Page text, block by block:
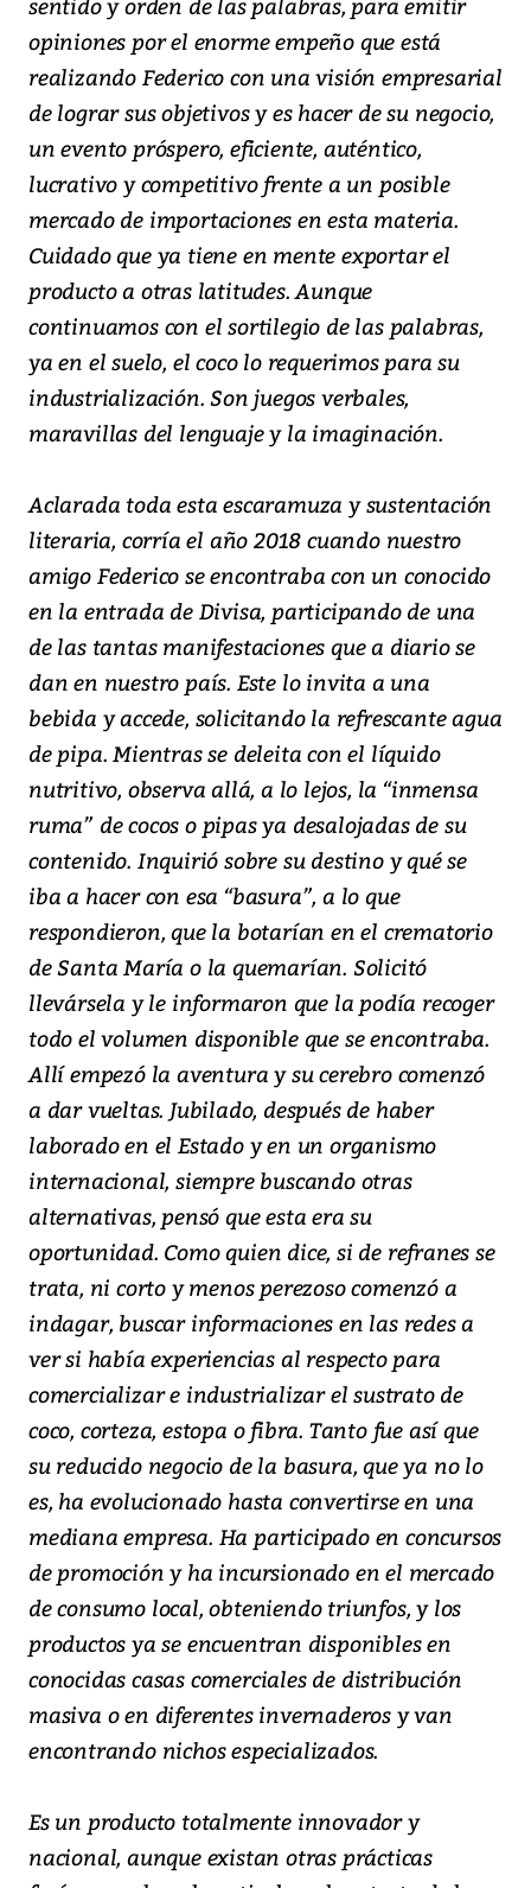
opiniones por el enorme empeño que está
realizando Federico con una visión empresarial
de lograr sus objetivos y es hacer de su negocio,
un evento próspero, eficiente, auténtico,
lucrativo y competitivo frente a un posible
mercado de importaciones en esta materia.
Cuidado que ya tiene en mente exportar el
producto a otras latitudes. Aunque
continuamos con el sortilegio de las palabras,
ya en el suelo, el coco lo requerimos para su
industrialización. Son juegos verbales,
maravillas del lenguaje y la imaginación.
Aclarada toda esta escaramuza y sustentación
literaria, corría el año 2018 cuando nuestro
amigo Federico se encontraba con un conocido
en la entrada de Divisa, participando de una
de las tantas manifestaciones que a diario se
dan en nuestro país. Este lo invita a una
bebida y accede, solicitando la refrescante agua
de pipa. Mientras se deleita con el líquido
nutritivo, observa allá, a lo lejos, la “inmensa
ruma” de cocos o pipas ya desalojadas de su
contenido. Inquirió sobre su destino y qué se
iba a hacer con esa “basura”, a lo que
respondieron, que la botarían en el crematorio
de Santa María o la quemarían. Solicitó
llevársela y le informaron que la podía recoger
todo el volumen disponible que se encontraba.
Allí empezó la aventura y su cerebro comenzó
a dar vueltas. Jubilado, después de haber
laborado en el Estado y en un organismo
internacional, siempre buscando otras
alternativas, pensó que esta era su
oportunidad. Como quien dice, si de refranes se
trata, ni corto y menos perezoso comenzó a
indagar, buscar informaciones en las redes a
ver si había experiencias al respecto para
comercializar e industrializar el sustrato de
coco, corteza, estopa o fibra. Tanto fue así que
su reducido negocio de la basura, que ya no lo
es, ha evolucionado hasta convertirse en una
mediana empresa. Ha participado en concursos
de promoción y ha incursionado en el mercado
de consumo local, obteniendo triunfos, y los
productos ya se encuentran disponibles en
conocidas casas comerciales de distribución
masiva o en diferentes invernaderos y van
encontrando nichos especializados.
Es un producto totalmente innovador y
nacional, aunque existan otras prácticas